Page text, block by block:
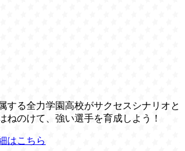
する全力学園高校がサクセスシナリオと
ねのけて、強い選手を育成しよう！
はこちら